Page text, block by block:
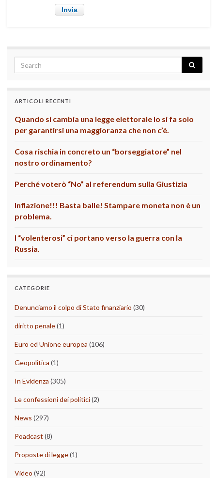
ARTICOLI RECENTI
Quando si cambia una legge elettorale lo si fa solo
per garantirsi una maggioranza che non c’è.
Cosa rischia in concreto un “borseggiatore” nel
nostro ordinamento?
Perché voterò “No” al referendum sulla Giustizia
Inflazione!!! Basta balle! Stampare moneta non è un
problema.
I “volenterosi” ci portano verso la guerra con la
Russia.
CATEGORIE
Denunciamo il colpo di Stato finanziario (30)
diritto penale(1)
Euro ed Unione europea (106)
Geopolitica (1)
In Evidenza (305)
Le confessioni dei politici(2)
News (297)
Poadcast (8)
Proposte di legge(1)
Video (92)